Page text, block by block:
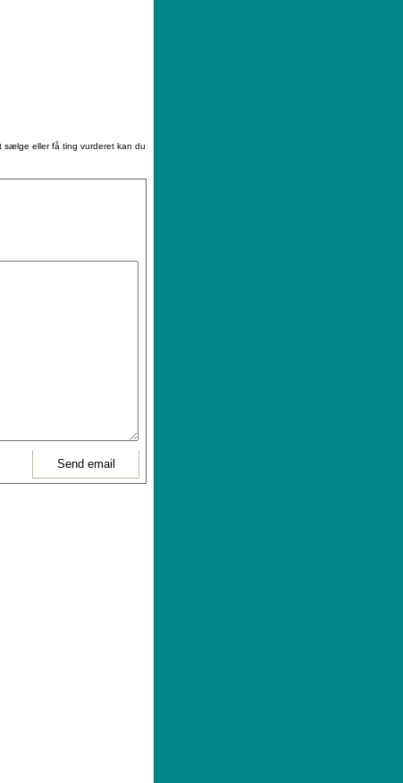
sælge eller få ting vurderet kan du